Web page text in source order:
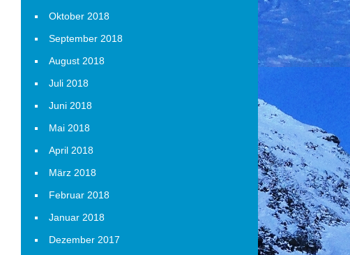
Oktober 2018
September 2018
August 2018
Juli 2018
Juni 2018
Mai 2018
April 2018
März 2018
Februar 2018
Januar 2018
Dezember 2017